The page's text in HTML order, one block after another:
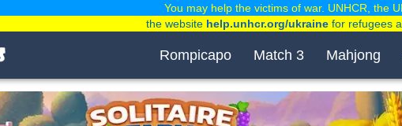
Rompicapo Match 3 Mahjong
You may help the victims of war. UNHCR, the
the website help.unhcr.org/ukrainefor refugees